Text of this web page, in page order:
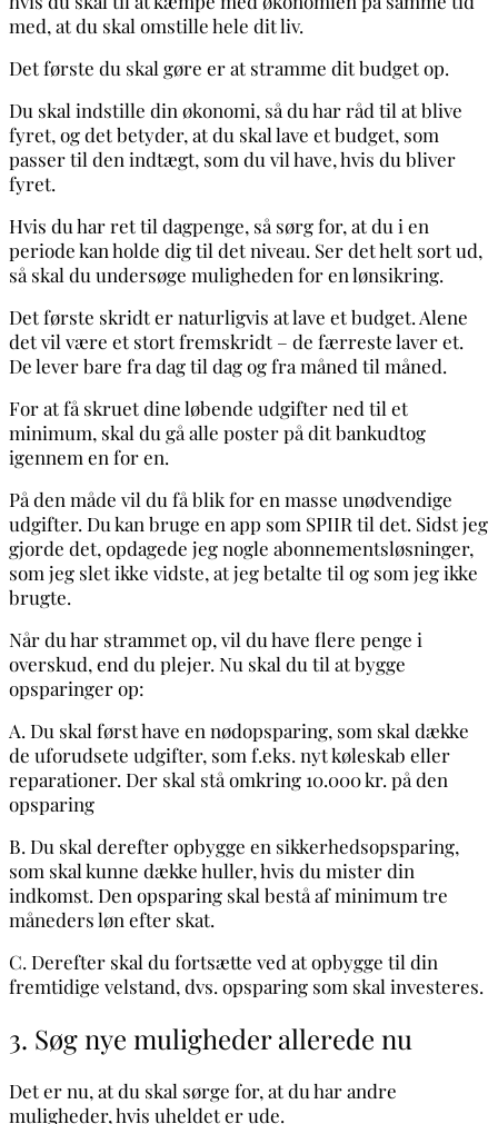
med, at du skal omstille hele dit liv.
Det første du skal gøre er at stramme dit budget op.
Du skal indstille din økonomi, så du har råd til at blive
fyret, og det betyder, at du skal lave et budget, som
passer til den indtægt, som du vil have, hvis du bliver
fyret.
Hvis du har ret til dagpenge, så sørg for, at du i en
periode kan holde dig til det niveau. Ser det helt sort ud,
så skal du undersøge muligheden for en lønsikring.
Det første skridt er naturligvis at lave et budget. Alene
det vil være et stort fremskridt – de færreste laver et.
De lever bare fra dag til dag og fra måned til måned.
For at få skruet dine løbende udgifter ned til et
minimum, skal du gå alle poster på dit bankudtog
igennem en for en.
På den måde vil du få blik for en masse unødvendige
udgifter. Du kan bruge en app som SPIIR til det. Sidst jeg
gjorde det, opdagede jeg nogle abonnementsløsninger,
som jeg slet ikke vidste, at jeg betalte til og som jeg ikke
brugte.
Når du har strammet op, vil du have flere penge i
overskud, end du plejer. Nu skal du til at bygge
opsparinger op:
A. Du skal først have en nødopsparing, som skal dække
de uforudsete udgifter, som f.eks. nyt køleskab eller
reparationer. Der skal stå omkring 10.000 kr. på den
opsparing
B. Du skal derefter opbygge en sikkerhedsopsparing,
som skal kunne dække huller, hvis du mister din
indkomst. Den opsparing skal bestå af minimum tre
måneders løn efter skat.
C. Derefter skal du fortsætte ved at opbygge til din
fremtidige velstand, dvs. opsparing som skal investeres.
3. Søg nye muligheder allerede nu
Det er nu, at du skal sørge for, at du har andre
muligheder, hvis uheldet er ude.